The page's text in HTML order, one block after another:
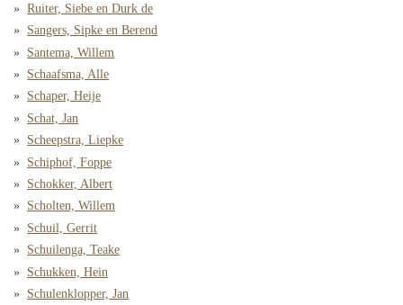
Ruiter, Siebe en Durk de
Sangers, Sipke en Berend
Santema, Willem
Schaafsma, Alle
Schaper, Heije
Schat, Jan
Scheepstra, Liepke
Schiphof, Foppe
Schokker, Albert
Scholten, Willem
Schuil, Gerrit
Schuilenga, Teake
Schukken, Hein
Schulenklopper, Jan